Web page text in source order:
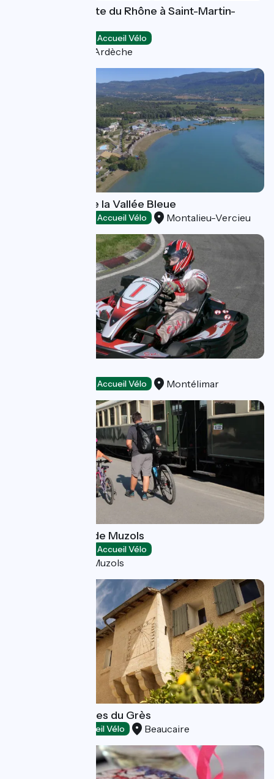
VELŒnologie côte du Rhône à Saint-Martin-
Accueil Vélo
Saint-Martin-d'Ardèche
Base de loisirs de la Vallée Bleue
Accueil Vélo Montalieu-Vercieu
Accueil Vélo Montélimar
Gare Saint Jean de Muzols
Accueil Vélo
Saint-Jean-de-Muzols
Château Mourgues du Grès
Accueil Vélo Beaucaire